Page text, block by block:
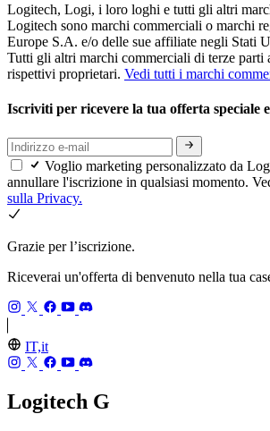
Logitech, Logi, i loro loghi e tutti gli altri
Logitech sono marchi commerciali o marchi
Europe S.A. e/o delle sue affiliate negli Stati
Tutti gli altri marchi commerciali di terze parti
rispettivi proprietari. Vedi tutti i marchi
Iscriviti per ricevere la tua offerta speciale
Voglio marketing personalizzato da
annullare l'iscrizione in qualsiasi momento.
sulla Privacy.
Grazie per l’iscrizione.
Riceverai un'offerta di benvenuto nella tua
IT,it
Logitech G